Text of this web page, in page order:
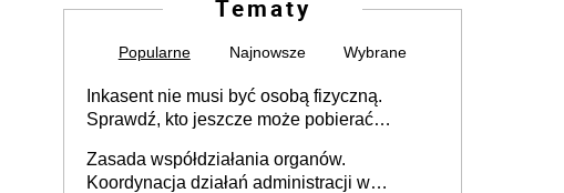
Tematy
Popularne Najnowsze Wybrane
Inkasent nie musi być osobą fizyczną.
Sprawdź, kto jeszcze może pobierać
Zasada współdziałania organów.
Koordynacja działań administracji w